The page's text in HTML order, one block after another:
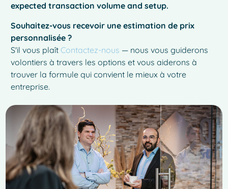
expected transaction volume and setup.
Souhaitez-vous recevoir une estimation de prix
personnalisée ?
S'il vous plaît Contactez-nous — nous vous guiderons
volontiers à travers les options et vous aiderons à
trouver la formule qui convient le mieux à votre
entreprise.